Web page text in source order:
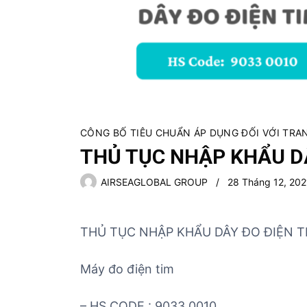
ủ
ụ
c
c
m
ặ
h
g
CÔNG BỐ TIÊU CHUẨN ÁP DỤNG ĐỐI VỚI
THỦ TỤC NHẬP KHẨU
AIRSEAGLOBAL GROUP 28 Tháng 12,
THỦ TỤC NHẬP KHẨU DÂY ĐO ĐIỆN
Máy đo điện tim